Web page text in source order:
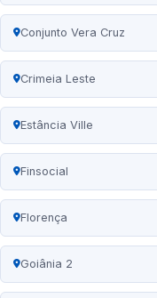
Conjunto Vera Cruz
Crimeia Leste
Estância Ville
Finsocial
Florença
Goiânia 2